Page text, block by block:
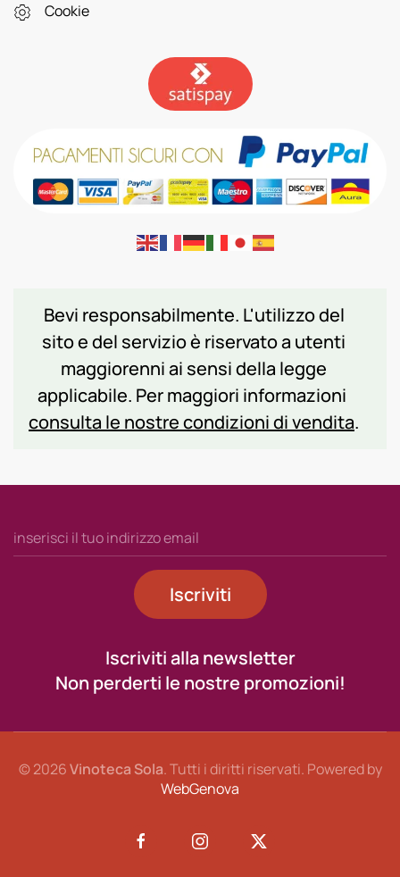
Cookie
Bevi responsabilmente. L'utilizzo del
sito e del servizio è riservato a utenti
maggiorenni ai sensi della legge
applicabile. Per maggiori informazioni
consulta le nostre condizioni di vendita.
Iscriviti
Iscriviti alla newsletter
Non perderti le nostre promozioni!
©2026Vinoteca Sola. Tutti i diritti riservati. Powered by
WebGenova